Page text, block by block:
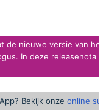
de nieuwe versie van
In deze releasenota
Bekijk onze online